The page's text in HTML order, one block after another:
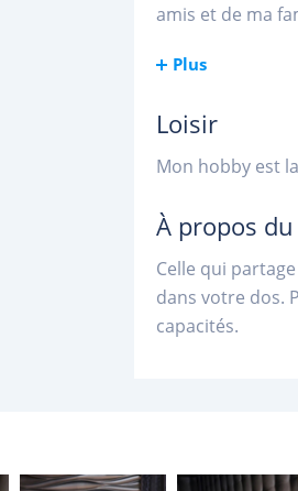
amis et de ma
Plus
Loisir
Mon hobby est
À propos
Celle qui
dans votre dos.
capacités.